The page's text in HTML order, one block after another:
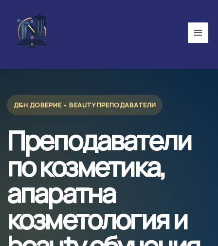
content
Д&Н ДОВЕРИЕ • BEAUTY ПРЕПОДАВАТЕЛИ
Преподаватели
по козметика,
апаратна
козметология и